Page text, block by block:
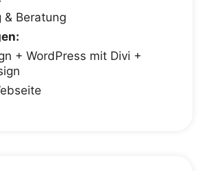
& Beratung
+ WordPress mit Divi +